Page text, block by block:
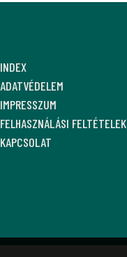
INDEX
ADATVÉDELEM
IMPRESSZUM
FELHASZNÁLÁSI FELTÉTELEK
KAPCSOLAT